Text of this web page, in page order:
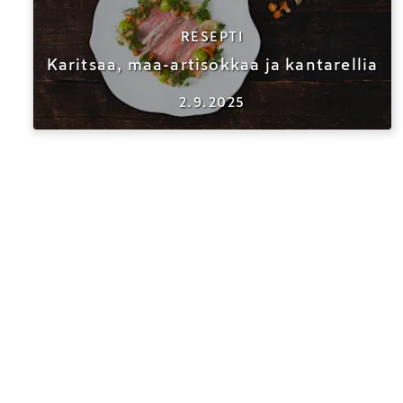
RESEPTI
Karitsaa, maa-artisokkaa ja kantarellia
2.9.2025